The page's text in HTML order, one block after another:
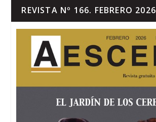
REVISTA Nº 166. FEBRERO 2026